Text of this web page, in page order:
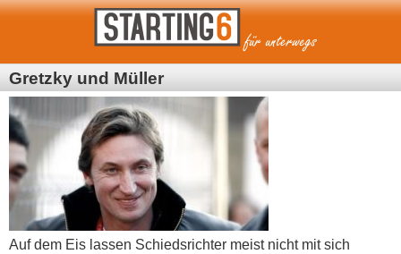
Gretzky und Müller
Auf dem Eis lassen Schiedsrichter meist nicht mit sich